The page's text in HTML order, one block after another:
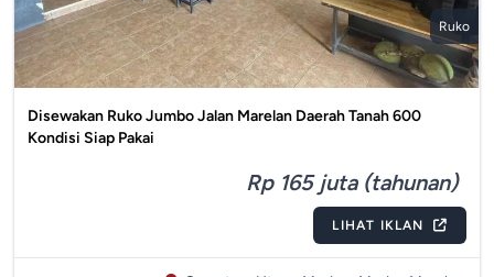
Ruko
Disewakan Ruko Jumbo Jalan Marelan Daerah Tanah 600
Kondisi Siap Pakai
Rp 165 juta (tahunan)
LIHAT IKLAN